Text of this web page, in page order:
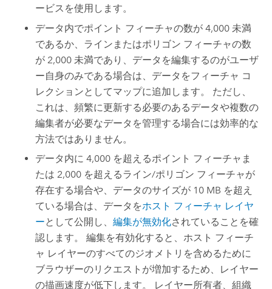
ービスを使用します。
データ内でポイント フィーチャの数が 4,000 未満
であるか、ラインまたはポリゴン フィーチャの数
が 2,000 未満であり、データを編集するのがユーザ
ー自身のみである場合は、データをフィーチャ コ
レクションとしてマップに追加します。 ただし、
これは、頻繁に更新する必要のあるデータや複数の
編集者が必要なデータを管理する場合には効率的な
方法ではありません。
データ内に 4,000 を超えるポイント フィーチャま
たは 2,000 を超えるライン/ポリゴン フィーチャが
存在する場合や、データのサイズが 10 MB を超え
ている場合は、データをホスト フィーチャ レイヤ
ーとして公開し、編集が無効化されていることを確
認します。 編集を有効化すると、ホスト フィーチ
ャ レイヤーのすべてのジオメトリを含めるために
ブラウザーのリクエストが増加するため、レイヤー
の描画速度が低下します。 レイヤー所有者、組織